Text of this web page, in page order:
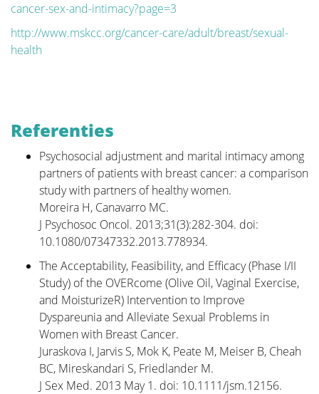
cancer-sex-and-intimacy?page=3
http://www.mskcc.org/cancer-care/adult/breast/sexual-
health
Referenties
Psychosocial adjustment and marital intimacy among
partners of patients with breast cancer: a comparison
study with partners of healthy women.
Moreira H, Canavarro MC.
J Psychosoc Oncol. 2013;31(3):282-304. doi:
10.1080/07347332.2013.778934.
The Acceptability, Feasibility, and Efficacy (Phase I/II
Study) of the OVERcome (Olive Oil, Vaginal Exercise,
and MoisturizeR) Intervention to Improve
Dyspareunia and Alleviate Sexual Problems in
Women with Breast Cancer.
Juraskova I, Jarvis S, Mok K, Peate M, Meiser B, Cheah
BC, Mireskandari S, Friedlander M.
J Sex Med. 2013 May 1. doi: 10.1111/jsm.12156.